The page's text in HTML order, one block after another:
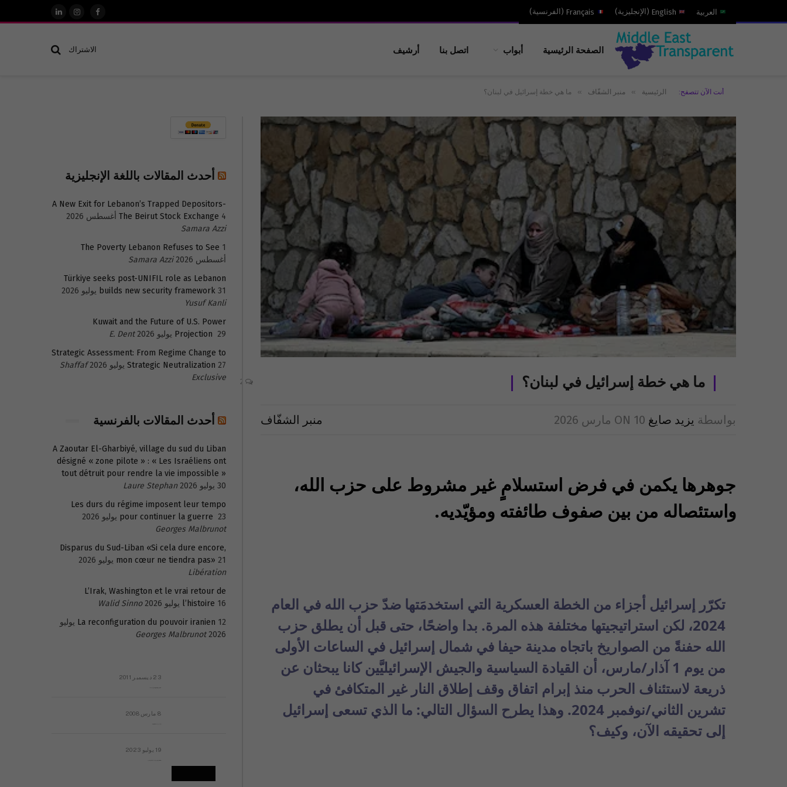
العربية English
( الإنجليزية)
Français
( الفرنسية)
فيسبوكالانستغرام
لينكدإن
الصفحة الرئيسية أبواب اتصل بنا أرشيف الاشتراك
أنت الآن تتصفح: الرئيسية » منبر الشفّاف » ما هي خطة إسرائيل في لبنان؟
ما هي خطة إسرائيل في لبنان؟
بواسطة يزيد صايغ ON 10 مارس 2026 منبر الشفّاف
جوهرها يكمن في فرض استسلامٍ غير مشروط على حزب الله،
واستئصاله من بين صفوف طائفته ومؤيّديه.
تكرّر إسرائيل أجزاء من الخطة العسكرية التي استخدمَتها ضدّ حزب الله في العام
2024، لكن استراتيجيتها مختلفة هذه المرة. بدا واضحًا، حتى قبل
أن يطلق حزب
الله حفنةً من الصواريخ باتجاه مدينة حيفا في شمال إسرائيل في الساعات الأولى
من يوم 1 آذار/مارس، أن القيادة السياسية والجيش الإسرائيليَّين كانا يبحثان عن
ذريعة لاستئناف الحرب منذ إبرام اتفاق وقف إطلاق النار غير المتكافئ في
تشرين الثاني/نوفمبر 2024. وهذا يطرح السؤال التالي: ما الذي تسعى إسرائيل
إلى تحقيقه الآن، وكيف؟
أحدث المقالات باللغة الإنجليزية
A New Exit for Lebanon’s Trapped Depositors-
The Beirut Stock Exchange 4 أغسطس 2026
Samara Azzi
The Poverty Lebanon Refuses to See 1
أغسطس 2026
Samara Azzi
Türkiye seeks post-UNIFIL role as Lebanon
builds new security framework 31 يوليو 2026
Yusuf Kanli
Kuwait and the Future of U.S. Power
Projection 29 يوليو 2026
E. Dent
Strategic Assessment: From Regime Change to
Strategic Neutralization 27 يوليو 2026
Shaffaf
Exclusive
أحدث المقالات بالفرنسية
A Zaoutar El-Gharbiyé, village du sud du Liban
désigné « zone pilote » : « Les Israéliens ont
tout détruit pour rendre la vie impossible »
30 يوليو 2026
Laure Stephan
Les durs du régime imposent leur tempo
pour continuer la guerre 23 يوليو 2026
Georges Malbrunot
Disparus du Sud-Liban «Si cela dure encore,
mon cœur ne tiendra pas» 21 يوليو 2026
Libération
L’Irak, Washington et le vrai retour de
l’histoire 16 يوليو 2026
Walid Sinno
La reconfiguration du pouvoir iranien 12 يوليو
2026
Georges Malbrunot
23 ديسمبر 2011
8 مارس 2008
19 يوليو 2023